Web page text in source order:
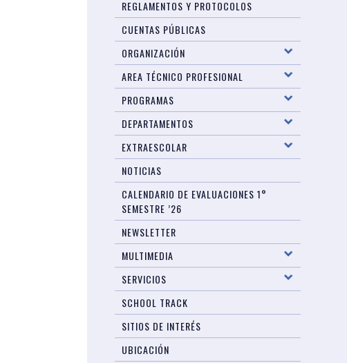
REGLAMENTOS Y PROTOCOLOS
CUENTAS PÚBLICAS
ORGANIZACIÓN
AREA TÉCNICO PROFESIONAL
PROGRAMAS
DEPARTAMENTOS
EXTRAESCOLAR
NOTICIAS
CALENDARIO DE EVALUACIONES 1°
SEMESTRE ’26
NEWSLETTER
MULTIMEDIA
SERVICIOS
SCHOOL TRACK
SITIOS DE INTERÉS
UBICACIÓN